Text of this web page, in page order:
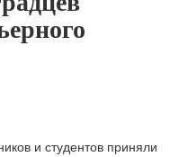
и студентов приняли